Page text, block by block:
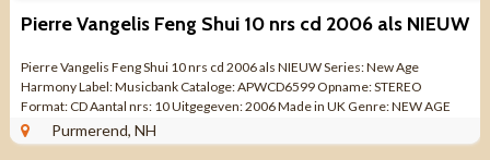
Pierre Vangelis Feng Shui 10 nrs cd 2006 als NIEUW
Pierre Vangelis Feng Shui 10 nrs cd 2006 als NIEUW Series: New Age
Harmony Label: Musicbank Cataloge: APWCD6599 Opname: STEREO
Format: CD Aantal nrs: 10 Uitgegeven: 2006 Made in UK Genre: NEW AGE
Kwaliteit: ZO GOED ALS NIEUW ...
Purmerend, NH